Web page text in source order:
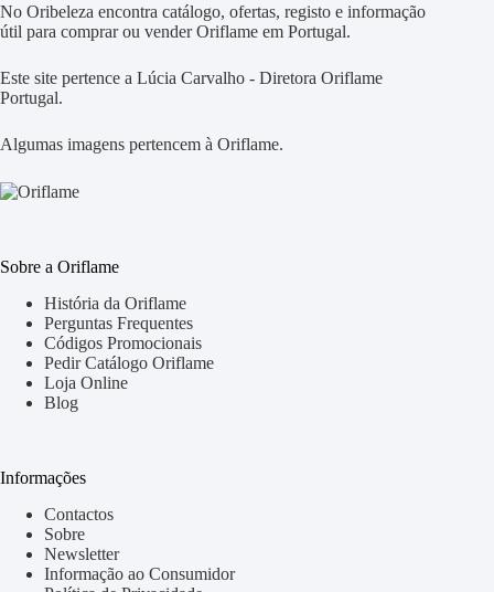
No Oribeleza encontra catálogo, ofertas, registo e informação
útil para comprar ou vender Oriflame em Portugal.
Este site pertence a Lúcia Carvalho - Diretora Oriflame
Portugal.
Algumas imagens pertencem à Oriflame.
Sobre a Oriflame
História da Oriflame
Perguntas Frequentes
Códigos Promocionais
Pedir Catálogo Oriflame
Loja Online
Blog
Informações
Contactos
Sobre
Newsletter
Informação ao Consumidor